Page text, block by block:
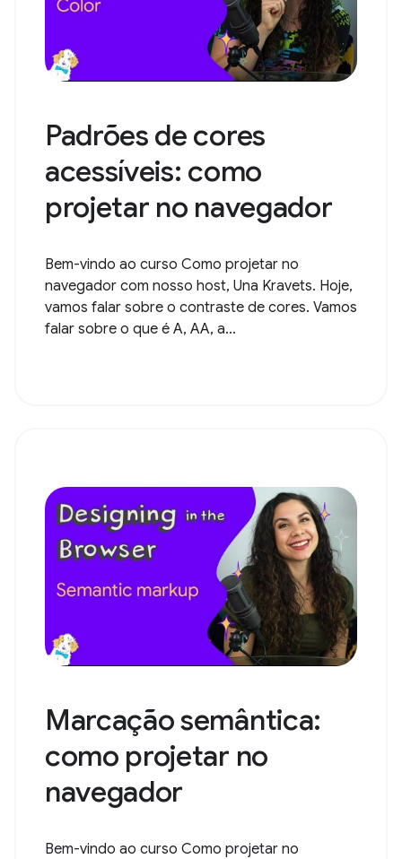
Padrões de cores
acessíveis: como
projetar no navegador
Bem-vindo ao curso Como projetar no
navegador com nosso host, Una Kravets. Hoje,
vamos falar sobre o contraste de cores. Vamos
falar sobre o que é A, AA, a...
Marcação semântica:
como projetar no
navegador
Bem-vindo ao curso Como projetar no